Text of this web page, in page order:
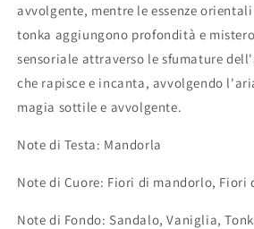
avvolgente, mentre le essenze
tonka aggiungono profondità e
sensoriale attraverso le sfumature
che rapisce e incanta, avvolgendo
magia sottile e avvolgente.
Note di Testa: Mandorla
Note di Cuore: Fiori di mandorlo, Fiori
Note di Fondo: Sandalo, Vaniglia,